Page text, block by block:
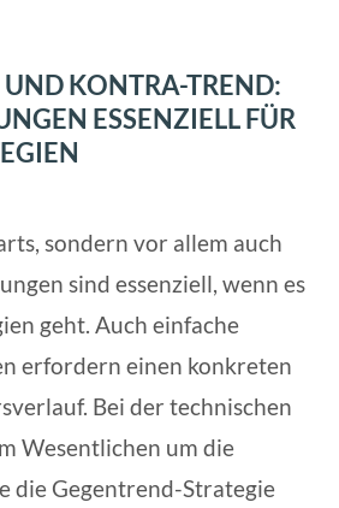
KONTRA-TREND:
ESSENZIELL FÜR
sondern vor allem auch
sind essenziell, wenn es
geht. Auch einfache
erfordern einen konkreten
Bei der technischen
Wesentlichen um die
die Gegentrend-Strategie